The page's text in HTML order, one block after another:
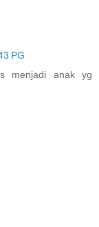
PG
menjadi anak yg